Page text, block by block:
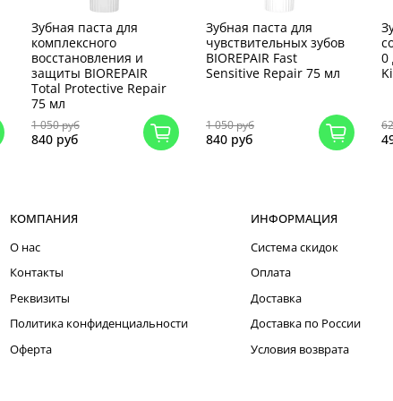
Зубная паста для
комплексного
восстановления и
защиты BIOREPAIR
Total Protective Repair
75 мл
1 050 руб
840 руб
Зубная паста для
чувствительных зубов
BIOREPAIR Fast
Sensitive Repair 75 мл
1 050 руб
840 руб
0
КОМПАНИЯ
О нас
Контакты
Реквизиты
Политика конфиденциальности
Оферта
ИНФОРМАЦИЯ
Система скидок
Оплата
Доставка
Доставка по России
Условия возврата